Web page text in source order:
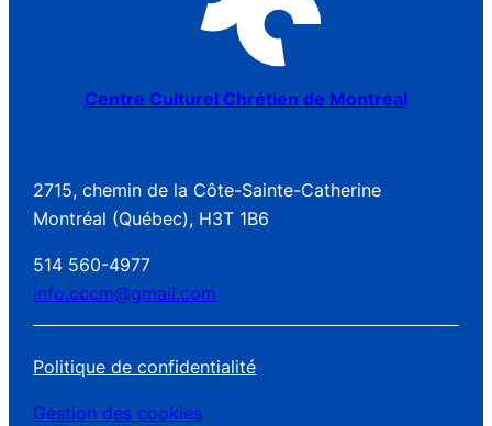
Centre Culturel Chrétien de Montréal
2715, chemin de la Côte-Sainte-Catherine
Montréal (Québec), H3T 1B6
514 560-4977
info.cccm@gmail.com
Politique de confidentialité
Gestion des cookies